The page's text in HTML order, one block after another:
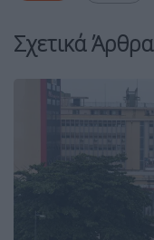
Σχετικά Άρθρα